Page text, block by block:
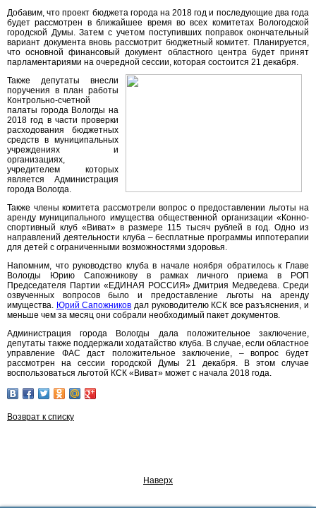
Добавим, что проект бюджета города на 2018 год и последующие два года
будет рассмотрен в ближайшее время во всех комитетах Вологодской
городской Думы. Затем с учетом поступивших поправок окончательный
вариант документа вновь рассмотрит бюджетный комитет. Планируется,
что основной финансовый документ областного центра будет принят
парламентариями на очередной сессии, которая состоится 21 декабря.
Также депутаты внесли
поручения в план работы
Контрольно-счетной
палаты города Вологды на
2018 год в части проверки
расходования бюджетных
средств в муниципальных
учреждениях и
организациях,
учредителем которых
является Администрация
города Вологда.
Также члены комитета рассмотрели вопрос о предоставлении льготы на
аренду муниципального имущества общественной организации «Конно-
спортивный клуб «Виват» в размере 115 тысяч рублей в год. Одно из
направлений деятельности клуба – бесплатные программы иппотерапии
для детей с ограниченными возможностями здоровья.
Напомним, что руководство клуба в начале ноября обратилось к Главе
Вологды Юрию Сапожникову в рамках личного приема в РОП
Председателя Партии «ЕДИНАЯ РОССИЯ» Дмитрия Медведева. Среди
озвученных вопросов было и предоставление льготы на аренду
имущества. Юрий Сапожников дал руководителю КСК все разъяснения, и
меньше чем за месяц они собрали необходимый пакет документов.
Администрация города Вологды дала положительное заключение,
депутаты также поддержали ходатайство клуба. В случае, если областное
управление ФАС даст положительное заключение, – вопрос будет
рассмотрен на сессии городской Думы 21 декабря. В этом случае
воспользоваться льготой КСК «Виват» может с начала 2018 года.
Возврат к списку
Наверх